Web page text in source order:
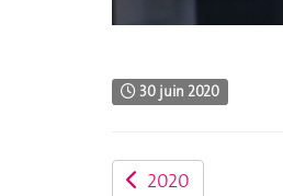
30 juin 2020
2020